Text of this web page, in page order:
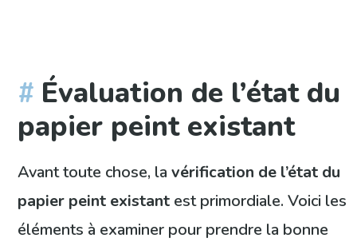
Évaluation de l’état du
papier peint existant
Avant toute chose, lavérification de l’état du
papier peint existant est primordiale. Voici les
éléments à examiner pour prendre la bonne